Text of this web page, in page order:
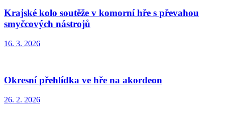
Krajské kolo soutěže v komorní hře s převahou
smyčcových nástrojů
16. 3. 2026
Okresní přehlídka ve hře na akordeon
26. 2. 2026